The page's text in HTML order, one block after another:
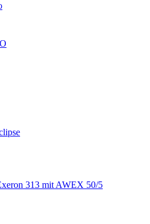
313 mit AWEX 50/5